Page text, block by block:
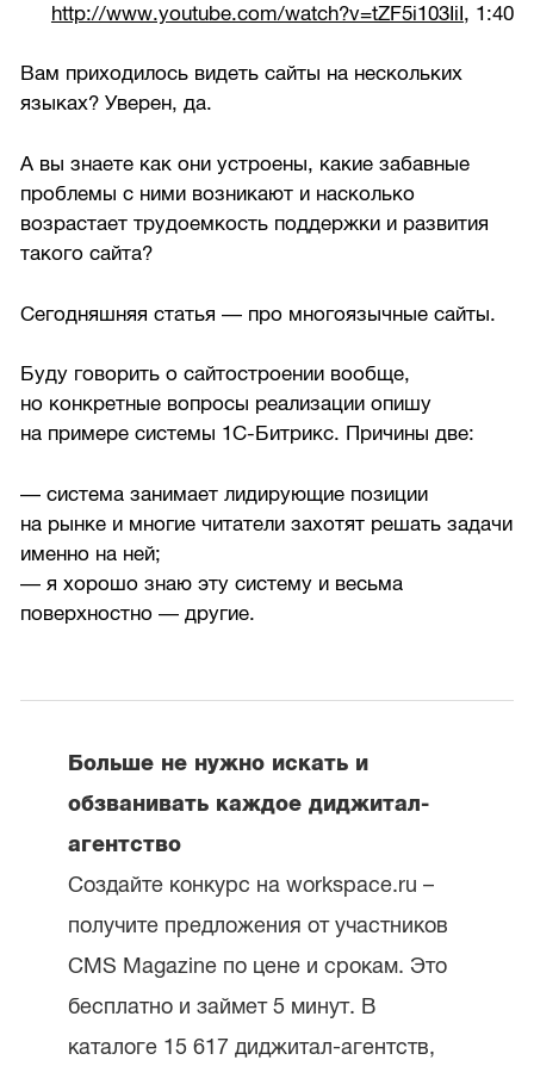
http://www.youtube.com/watch?v=tZF5i103IiI, 1:40
Вам приходилось видеть сайты на нескольких
языках? Уверен, да.
А вы знаете как они устроены, какие забавные
проблемы с ними возникают и насколько
возрастает трудоемкость поддержки и развития
такого сайта?
Сегодняшняя статья — про многоязычные сайты.
Буду говорить о сайтостроении вообще,
но конкретные вопросы реализации опишу
на примере системы 1С-Битрикс. Причины две:
— система занимает лидирующие позиции
на рынке и многие читатели захотят решать задачи
именно на ней;
— я хорошо знаю эту систему и весьма
поверхностно — другие.
Больше не нужно искать и
обзванивать каждое диджитал-
агентство
Создайте конкурс на workspace.ru –
получите предложения от участников
CMS Magazine по цене и срокам. Это
бесплатно и займет 5 минут. В
каталоге 15 617 диджитал-агентств,